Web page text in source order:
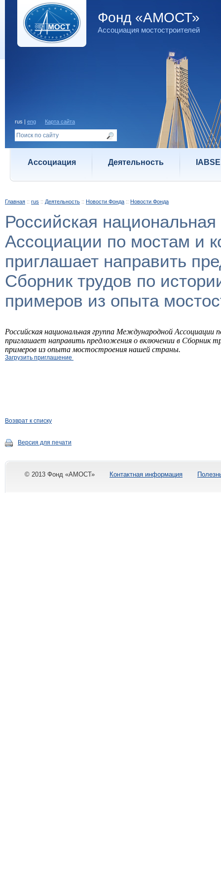
Фонд «АМОСТ»
Ассоциация мостостроителей
rus | eng Карта сайта
Ассоциация Деятельность IABSE
Главная :: rus :: Деятельность :: Новости Фонда :: Новости Фонда
Российская
Ассоциации по мостам и
приглашает направить
Сборник трудов по
примеров из опыта
Российская национальная группа Международной Ассоциации
приглашает направить предложения о включении в Сборник
примеров из опыта мостостроения нашей страны.
Загрузить приглашение
Возврат к списку
Версия для печати
© 2013 Фонд «АМОСТ» Контактная информация